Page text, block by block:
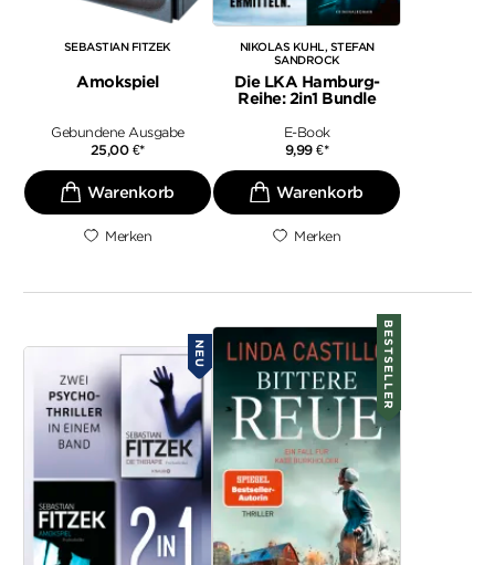
SEBASTIAN FITZEK
Amokspiel
Gebundene Ausgabe
25,00 €*
Merken
NIKOLAS KUHL STEFAN
SANDROCK
Die LKA Hamburg-
Reihe: 2in1 Bundle
E-Book
9,99€*
Merken
NEU BESTSELLER